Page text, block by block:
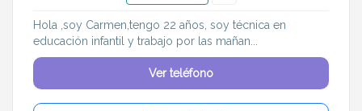
Hola ,soy Carmen,tengo 22 años, soy técnica en
educación infantil y trabajo por las mañan...
Ver teléfono